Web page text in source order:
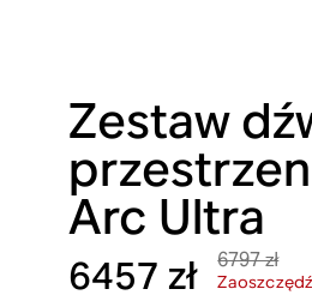
Zestaw
Arc Ultra
6457 zł 6797 zł